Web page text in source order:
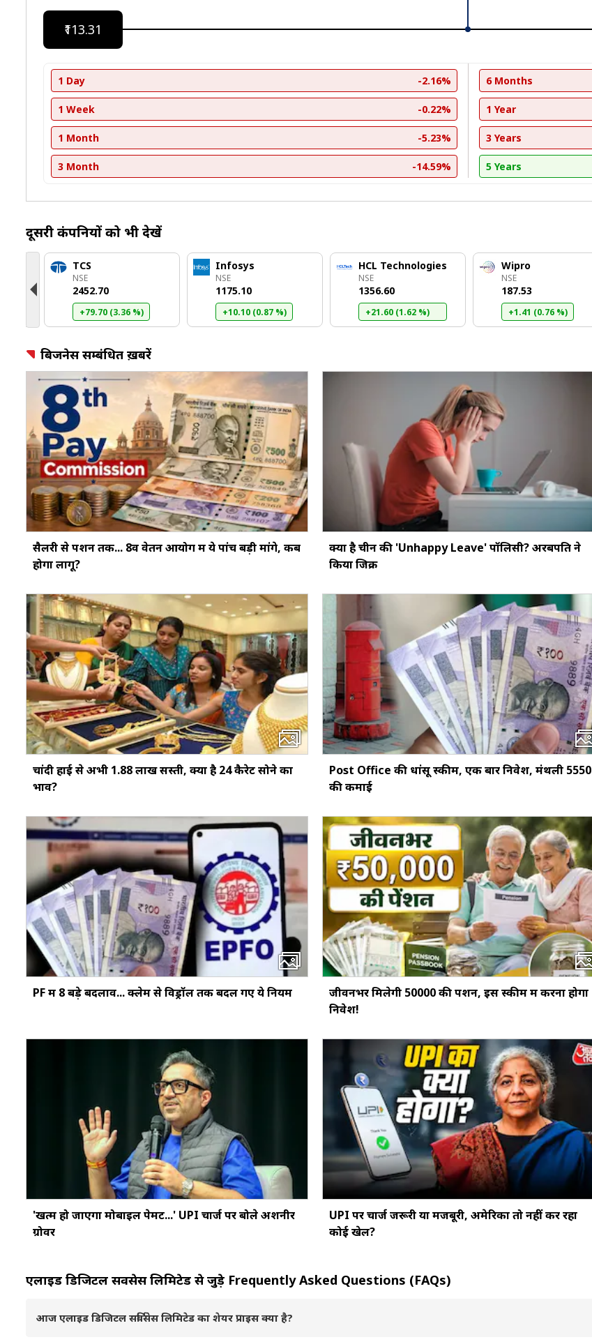
₹113.31
1 Day -2.16%
1 Week -0.22%
1 Month -5.23%
3 Month -14.59%
6 Months
1 Year
3 Years
5 Years
दूसरी कंपनियों को भी देखें
TCS
NSE
₹2452.70
+79.70 (3.36 %)
Infosys
NSE
₹1175.10
+10.10 (0.87 %)
HCL Technologies
NSE
₹1356.60
+21.60 (1.62 %)
Wipro
NSE
₹187.53
+1.41 (0.76 %)
बिजनेस सम्बंधित ख़बरें
सैलरी से पेंशन तक... 8वें वेतन आयोग में ये पांच बड़ी मांगे, कब
होगा लागू?
क्या है चीन की 'Unhappy Leave' पॉलिसी? अरबपति ने
किया जिक्र
चांदी हाई से अभी ₹1.88 लाख सस्ती, क्या है 24 कैरेट सोने का
भाव?
Post Office की धांसू स्कीम, एक बार निवेश, मंथली ₹5550
की कमाई
PF में 8 बड़े बदलाव... क्‍लेम से विड्रॉल तक बदल गए ये नियम
जीवनभर मिलेगी ₹50000 की पेंशन, इस स्‍कीम में करना होगा
निवेश!
'खत्‍म हो जाएगा मोबाइल पेमेंट...' UPI चार्ज पर बोले अशनीर
ग्रोवर
UPI पर चार्ज जरूरी या मजबूरी, अमेरिका तो नहीं कर रहा
कोई खेल?
एलाइड डिजिटल सर्विसेस लिमिटेड से जुड़े Frequently Asked Questions (FAQs)
आज एलाइड डिजिटल सर्विसेस लिमिटेड का शेयर प्राइस क्या है?